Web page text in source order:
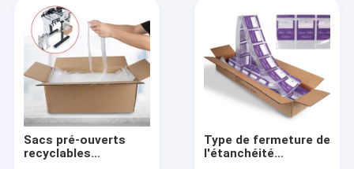
Produits
Au sujet de nous
Visite d'usine
Contrôle de qualité
Sacs pré-ouverts
recyclables
Type de fermeture de
l'étanchéité